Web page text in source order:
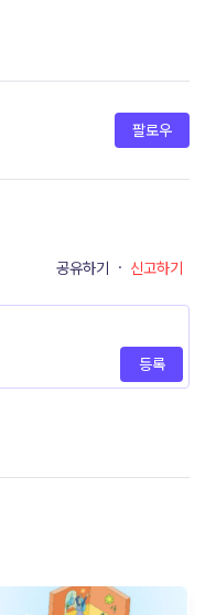
팔로우
공유하기 · 신고하기
등록